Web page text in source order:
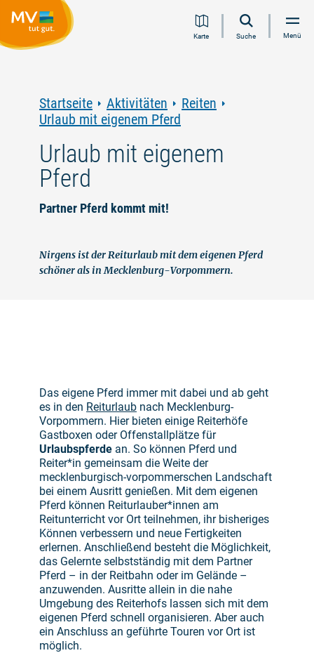
Inhalt
Navigation
Volltextsuche
FooterKarte Suche Menü
Startseite Aktivitäten
Reiten
Urlaub mit eigenem Pferd
Urlaub mit eigenem
Pferd
Partner Pferd kommt mit!
Nirgens ist der Reiturlaub mit dem eigenen Pferd
schöner als in Mecklenburg-Vorpommern.
Das eigene Pferd immer mit dabei und ab geht
es in den Reiturlaub nach Mecklenburg-
Vorpommern. Hier bieten einige Reiterhöfe
Gastboxen oder Offenstallplätze für
Urlaubspferde an. So können Pferd und
Reiter*in gemeinsam die Weite der
mecklenburgisch-vorpommerschen Landschaft
bei einem Ausritt genießen. Mit dem eigenen
Pferd können Reiturlauber*innen am
Reitunterricht vor Ort teilnehmen, ihr bisheriges
Können verbessern und neue Fertigkeiten
erlernen. Anschließend besteht die Möglichkeit,
das Gelernte selbstständig mit dem Partner
Pferd – in der Reitbahn oder im Gelände –
anzuwenden. Ausritte allein in die nahe
Umgebung des Reiterhofs lassen sich mit dem
eigenen Pferd schnell organisieren. Aber auch
ein Anschluss an geführte Touren vor Ort ist
möglich.